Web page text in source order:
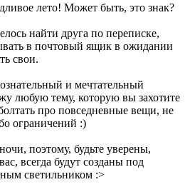
лето! Может быть, это знак?
найти друга по переписке,
в почтовый ящик в ожидании
свои.
и мечтательный
любую тему, которую вы захотите
про повседневные вещи, не
ограничений :)
поэтому, будьте уверены,
всегда будут созданы под
светильником :>